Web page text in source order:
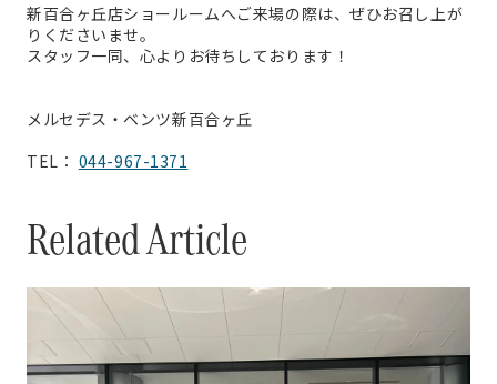
新百合ヶ丘店ショールームへご来場の際は、ぜひお召し上が
りくださいませ。
スタッフ一同、心よりお待ちしております！
メルセデス・ベンツ新百合ヶ丘
TEL： 044-967-1371
Related Article